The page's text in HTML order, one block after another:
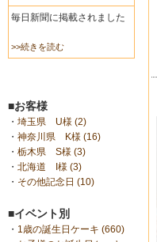
毎日新聞に掲載されました
>>続きを読む
■お客様
・ 埼玉県 U様 (2)
・ 神奈川県 K様 (16)
・ 栃木県 S様 (3)
・ 北海道 I様 (3)
・ その他記念日 (10)
■イベント別
・ 1歳の誕生日ケーキ (660)